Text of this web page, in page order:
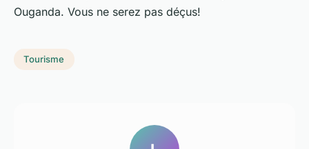
Ouganda. Vous ne serez pas déçus!
Tourisme